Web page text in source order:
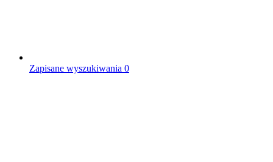
Zapisane wyszukiwania 0